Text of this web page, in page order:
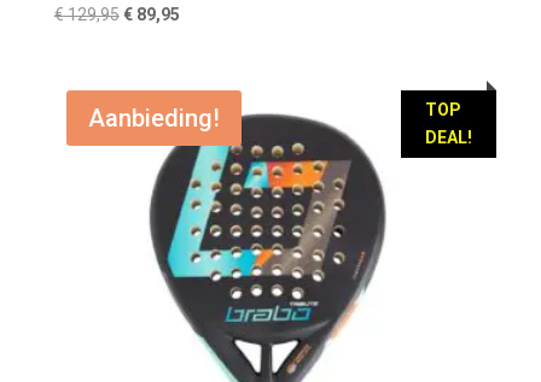
€129,95 Oorspronkelijke
€ 129,95.
€89,95Huidige
€ 89,95.
TOP
DEAL!
Aanbieding!